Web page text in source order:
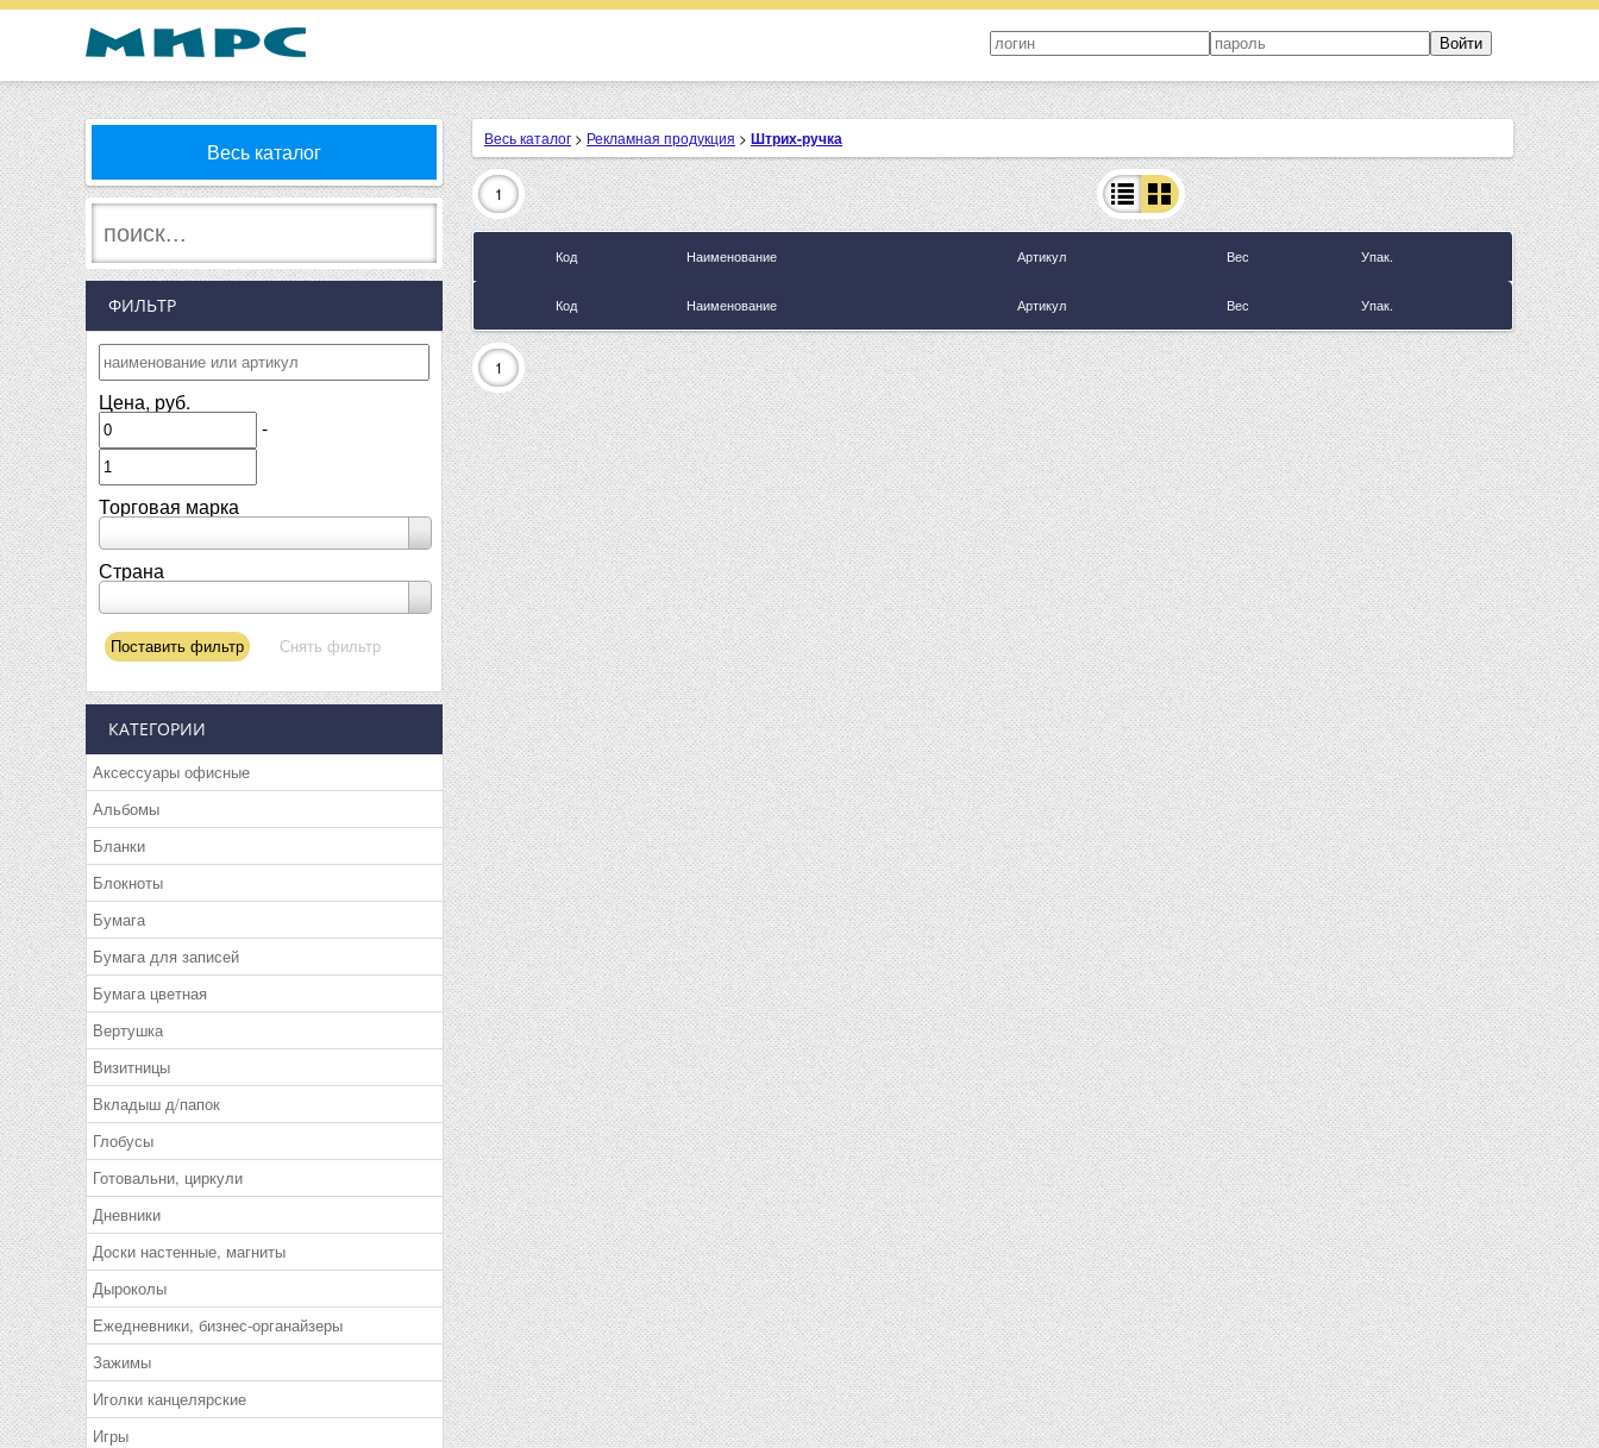
Весь каталог
ФИЛЬТР
Цена, руб.
-
Торговая марка
Страна
КАТЕГОРИИ
Аксессуары офисные
Альбомы
Бланки
Блокноты
Бумага
Бумага для записей
Бумага цветная
Вертушка
Визитницы
Вкладыш д/папок
Глобусы
Готовальни, циркули
Дневники
Доски настенные, магниты
Дыроколы
Ежедневники, бизнес-органайзеры
Зажимы
Иголки канцелярские
Игры
Весь каталог > Рекламная продукция > Штрих-ручка
1
Код Наименование Артикул Вес Упак.
Код Наименование Артикул Вес Упак.
1